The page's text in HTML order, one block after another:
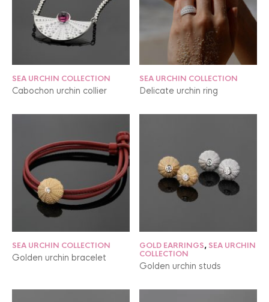
SEA URCHIN COLLECTION
Cabochon urchin collier
SEA URCHIN COLLECTION
Delicate urchin ring
SEA URCHIN COLLECTION
Golden urchin bracelet
GOLD EARRINGS, SEA URCHIN
COLLECTION
Golden urchin studs